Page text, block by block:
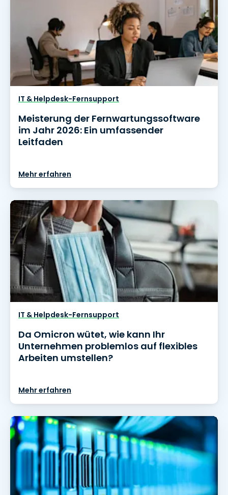
IT & Helpdesk-Fernsupport
Meisterung der Fernwartungssoftware
im Jahr 2026: Ein umfassender
Leitfaden
Mehr erfahren
IT & Helpdesk-Fernsupport
Da Omicron wütet, wie kann Ihr
Unternehmen problemlos auf flexibles
Arbeiten umstellen?
Mehr erfahren